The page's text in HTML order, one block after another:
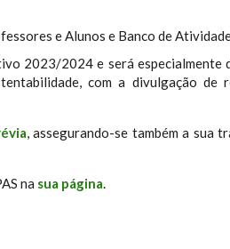
e Alunos e Banco de
2023/2024 e será especialmente
com a divulgação de
, assegurando-se também a sua
na sua página.